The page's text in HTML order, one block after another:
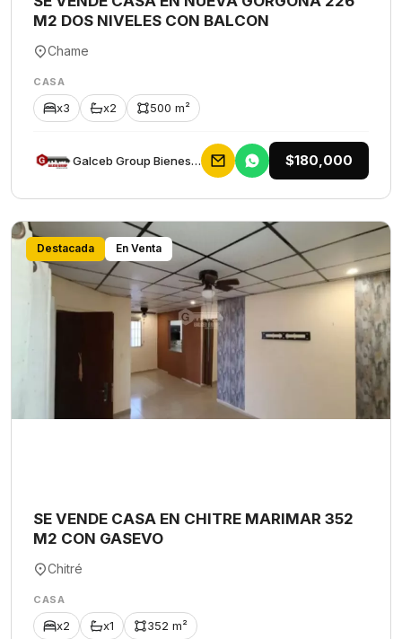
M2 DOS NIVELES CON BALCON
Chame
CASA
x3 x2 500 m²
Galceb Group Bienes Raices $180,000
Destacada En Venta
SE VENDE CASA EN CHITRE MARIMAR 352
M2 CON GASEVO
Chitré
CASA
x2 x1 352 m²